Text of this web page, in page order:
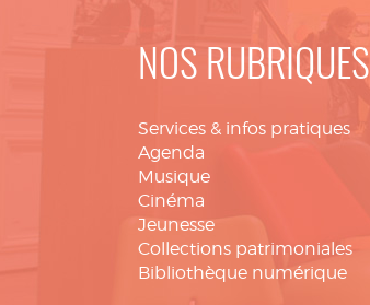
NOS RUBRIQUES
Services & infos pratiques
Agenda
Musique
Cinéma
Jeunesse
Collections patrimoniales
Bibliothèque numérique